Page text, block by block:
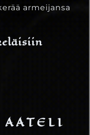
armeijansa
AATELI